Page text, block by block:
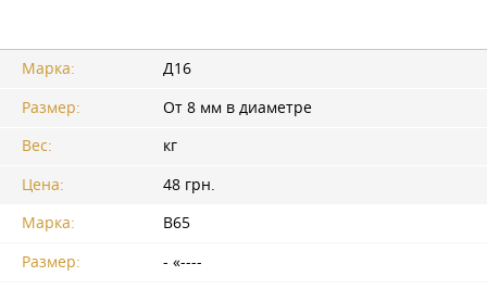
Марка:
Д16
Размер:
От 8 мм в диаметре
Вес:
кг
Цена:
48 грн.
Марка:
В65
Размер:
- «----